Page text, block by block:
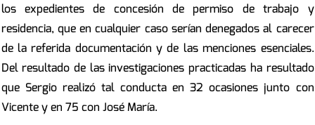
los expedientes de concesión de permiso de trabajo y
residencia, que en cualquier caso serían denegados al carecer
de la referida documentación y de las menciones esenciales.
Del resultado de las investigaciones practicadas ha resultado
que Sergio realizó tal conducta en 32 ocasiones junto con
Vicente y en 75 con José María.